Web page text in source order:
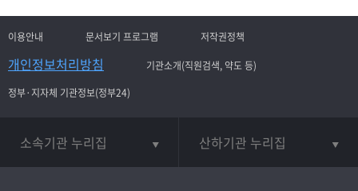
이용안내 문서보기 프로그램 저작권정책
개인정보처리방침
기관소개(직원검색, 약도 등)
정부·지자체 기관정보(정부24)
소속기관 누리집 산하기관 누리집